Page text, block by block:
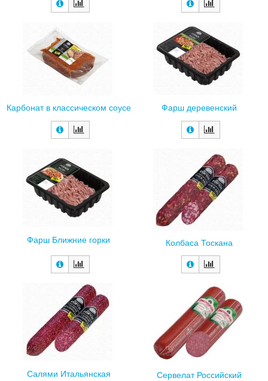
Карбонат в классическом соусе Фарш деревенский
Фарш Ближние горки Колбаса Тоскана
Салями Итальянская Сервелат Российский